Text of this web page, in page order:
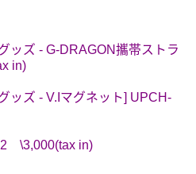
ッズ - G-DRAGON攜帯ストラ
in)
ッズ - V.Iマグネット] UPCH-
\3,000(tax in)